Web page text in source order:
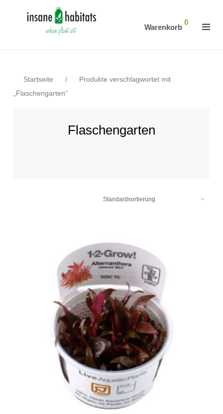
Warenkorb
0
Startseite /
Produkte verschlagwortet mit
„Flaschengarten“
Flaschengarten